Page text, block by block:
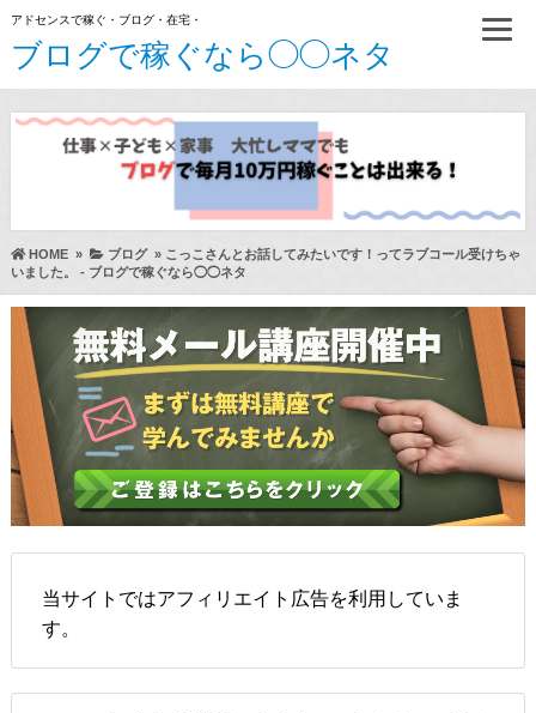
アドセンスで稼ぐ・ブログ・在宅・
ブログで稼ぐなら◯◯ネタ
HOME» ブログ» こっこさんとお話してみたいです！ってラブコール受けちゃ
いました。 - ブログで稼ぐなら◯◯ネタ
当サイトではアフィリエイト広告を利用していま
す。